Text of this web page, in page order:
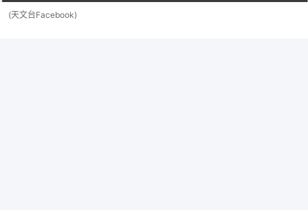
(天文台Facebook)